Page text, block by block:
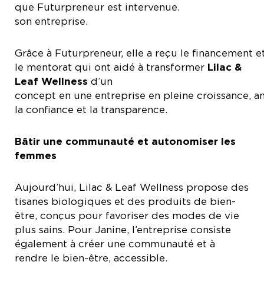
que Futurpreneur est intervenue.
son entreprise.
Grâce à Futurpreneur, elle a reçu le financement
le mentorat qui ont aidé à transformer Lilac &
Leaf Wellness d’un
concept en une entreprise en pleine croissance,
la confiance et la transparence.
Bâtir une communauté et autonomiser les
femmes
Aujourd’hui, Lilac & Leaf Wellness propose des
tisanes biologiques et des produits de bien-
être, conçus pour favoriser des modes de vie
plus sains. Pour Janine, l’entreprise consiste
également à créer une communauté et à
rendre le bien-être, accessible.